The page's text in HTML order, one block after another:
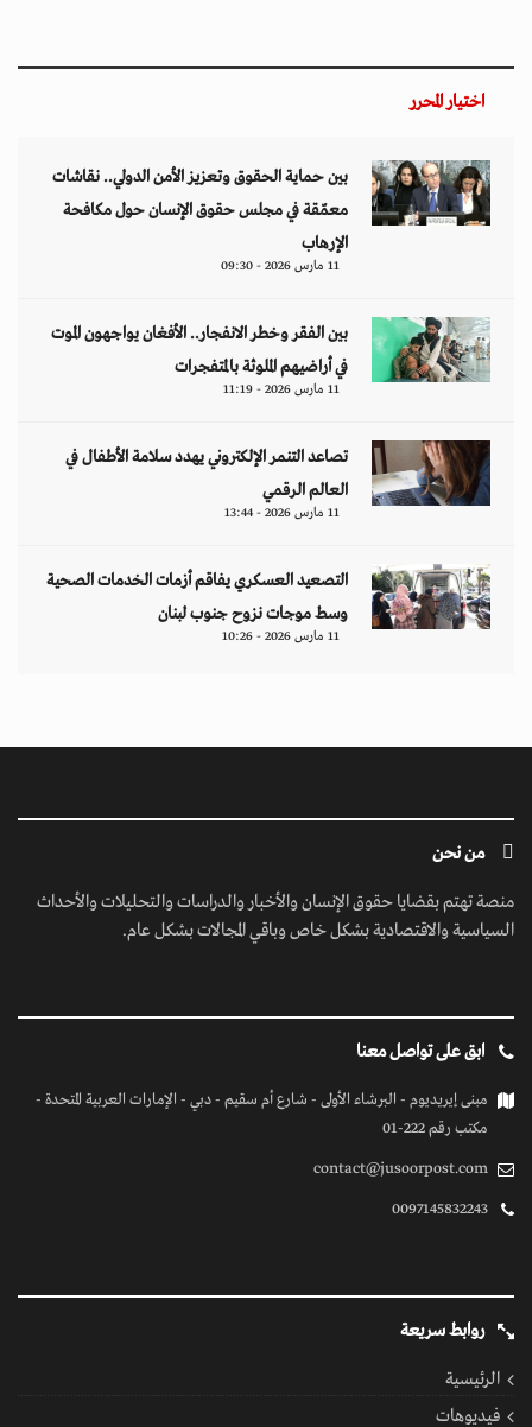
اختيار المحرر
بين حماية الحقوق وتعزيز الأمن الدولي.. نقاشات
معمّقة في مجلس حقوق الإنسان حول مكافحة
الإرهاب
11 مارس 2026 - 09:30
بين الفقر وخطر الانفجار.. الأفغان يواجهون الموت
في أراضيهم الملوثة بالمتفجرات
11 مارس 2026 - 11:19
تصاعد التنمر الإلكتروني يهدد سلامة الأطفال في
العالم الرقمي
11 مارس 2026 - 13:44
التصعيد العسكري يفاقم أزمات الخدمات الصحية
وسط موجات نزوح جنوب لبنان
11 مارس 2026 - 10:26
من نحن
منصة تهتم بقضايا حقوق الإنسان والأخبار والدراسات والتحليلات والأحداث
السياسية والاقتصادية بشكل خاص وباقي المجالات بشكل عام.
ابق على تواصل معنا
مبنى إيريديوم - البرشاء الأولى - شارع أم سقيم - دبي - الإمارات العربية المتحدة -
مكتب رقم 222-01
contact@jusoorpost.com
0097145832243
روابط سريعة
الرئيسية
فيديوهات